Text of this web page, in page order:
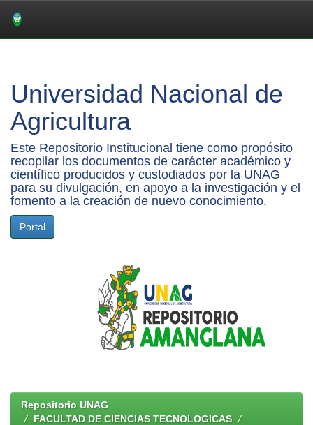
Universidad Nacional de
Agricultura
Este Repositorio Institucional tiene como propósito
recopilar los documentos de carácter académico y
científico producidos y custodiados por la UNAG
para su divulgación, en apoyo a la investigación y el
fomento a la creación de nuevo conocimiento.
Portal
Repositorio UNAG
FACULTAD DE CIENCIAS TECNOLOGICAS